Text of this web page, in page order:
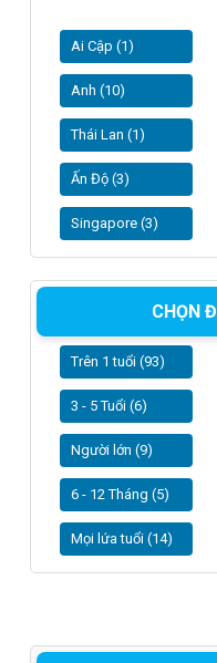
Ai Cập (1)
Anh (10)
Thái Lan (1)
Ấn Độ (3)
Singapore (3)
CHỌN
Trên 1 tuổi (93)
3 - 5 Tuổi (6)
Người lớn (9)
6 - 12 Tháng (5)
Mọi lứa tuổi (14)